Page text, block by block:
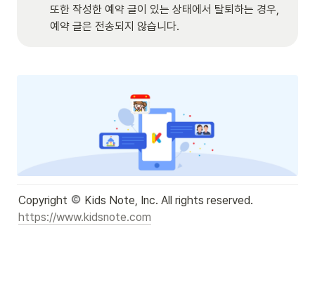
또한 작성한 예약 글이 있는 상태에서 탈퇴하는 경우,
예약 글은 전송되지 않습니다.
Copyright
https://www.kidsnote.com